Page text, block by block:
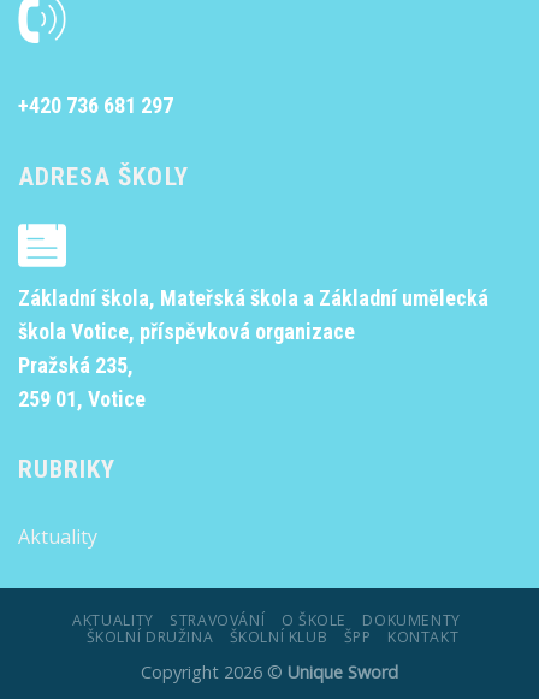
+420 736 681 297
ADRESA ŠKOLY
Základní škola, Mateřská škola a Základní umělecká
škola Votice, příspěvková organizace
Pražská 235,
259 01, Votice
RUBRIKY
Aktuality
AKTUALITY STRAVOVÁNÍ O ŠKOLE
DOKUMENTY
ŠKOLNÍ DRUŽINA
ŠKOLNÍ KLUB ŠPP KONTAKT
Copyright 2026 © Unique Sword